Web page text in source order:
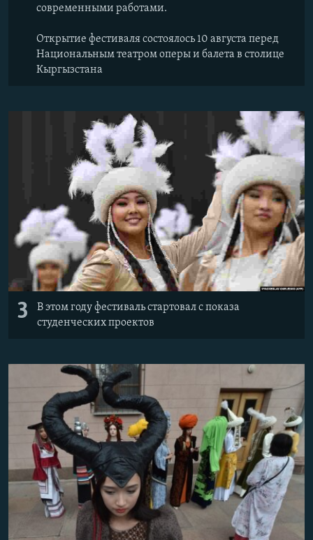
современными работами.
Открытие фестиваля состоялось 10 августа перед
Национальным театром оперы и балета в столице
Кыргызстана
3
В этом году фестиваль стартовал с показа
студенческих проектов